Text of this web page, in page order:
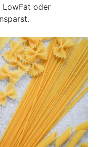
LowFat oder